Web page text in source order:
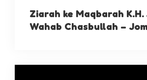
Ziarah ke Maqbarah
Wahab Chasbullah –